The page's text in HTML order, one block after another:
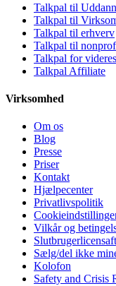
Talkpal til
Talkpal til
Talkpal til erhverv
Talkpal til
Talkpal for
Talkpal Affiliate
Virksomhed
Om os
Blog
Presse
Priser
Kontakt
Hjælpecenter
Privatlivspolitik
Vilkår og
Sælg/del ikke
Kolofon
Safety and Crisis